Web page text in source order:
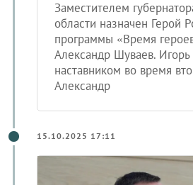
Заместителем
области назначен Герой
программы «Время
Александр Шуваев.
наставником во время
Александр
15.10.2025 17:11